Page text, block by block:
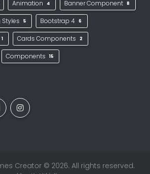
Animation 4 Banner Component 8
Styles 5 Bootstrap 4 6
1 Cards Components 2
Components 15
Creator © 2026. All rights reserved.